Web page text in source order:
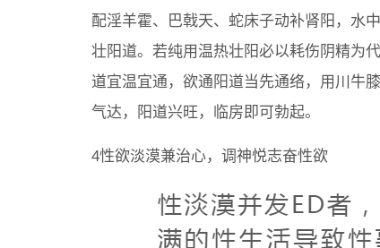
配淫羊霍、巴戟天、蛇床子动补肾阳，水
壮阳道。若纯用温热壮阳必以耗伤阴精为
道宜温宜通，欲通阳道当先通络，用川牛
气达，阳道兴旺，临房即可勃起。
4性欲淡漠兼治心，调神悦志奋性欲